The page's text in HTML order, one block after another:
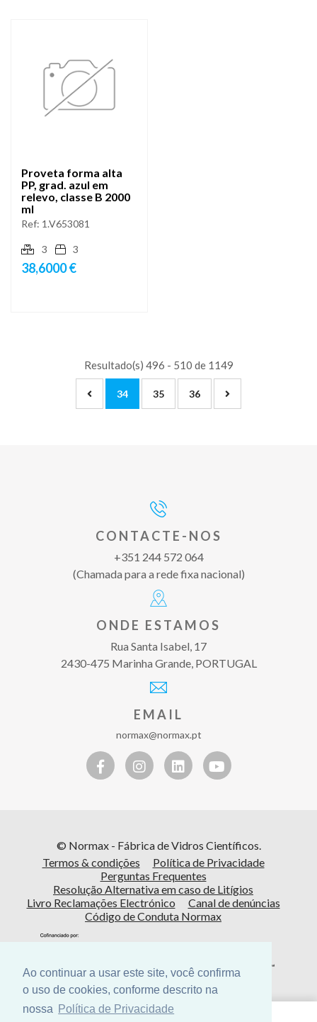
Ao continuar a usar este site, você confirma
o uso de cookies, conforme descrito na
nossa
Política de Privacidade
Proveta forma alta
PP, grad. azul em
relevo, classe B 2000
ml
Ref: 1.V653081
3 3
38,6000 €
Resultado(s) 496 - 510 de 1149
34 35 36
CONTACTE-NOS
+351 244 572 064
(Chamada para a rede fixa nacional)
ONDE ESTAMOS
Rua Santa Isabel, 17
2430-475 Marinha Grande, PORTUGAL
EMAIL
normax@normax.pt
© Normax - Fábrica de Vidros Científicos.
Termos & condições
Política de Privacidade
Perguntas Frequentes
Resolução Alternativa em caso de Litígios
Livro Reclamações Electrónico
Canal de denúncias
Código de Conduta Normax